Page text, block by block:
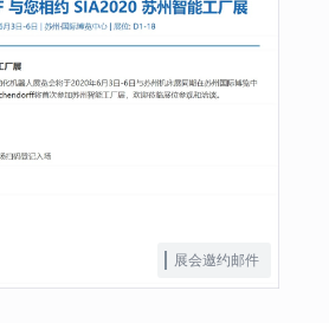
展会邀约邮件